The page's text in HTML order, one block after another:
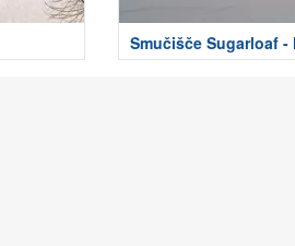
Smučišče Sugarloaf -